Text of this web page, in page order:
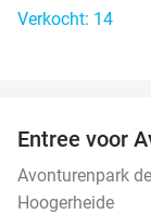
Verkocht: 14
Entree voor
Avonturenpark
Hoogerheide